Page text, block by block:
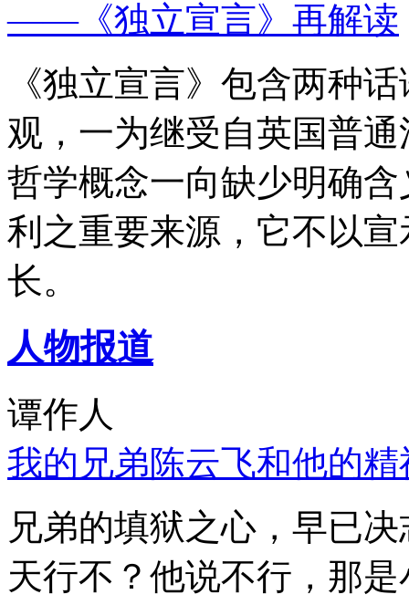
——《独立宣言》再解读
《独立宣言》包含两种
观，一为继受自英国普
哲学概念一向缺少明确
利之重要来源，它不以
长。
人物报道
谭作人
我的兄弟陈云飞和他的
兄弟的填狱之心，早已
天行不？他说不行，那